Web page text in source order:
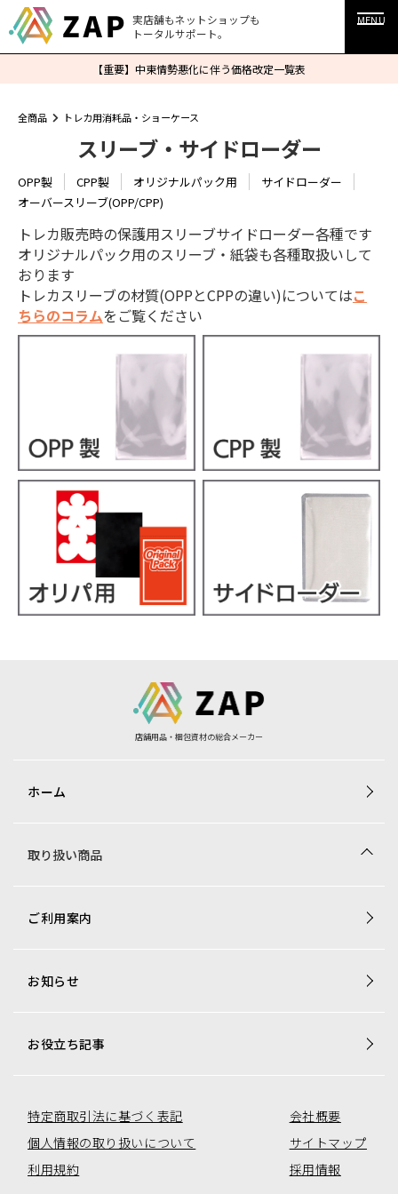
実店舗もネットショップも
トータルサポート。
MENU
【重要】中東情勢悪化に伴う価格改定一覧表
全商品 トレカ用消耗品・ショーケース
スリーブ・サイドローダー
OPP製 CPP製 オリジナルパック用
サイドローダー
オーバースリーブ(OPP/CPP)
トレカ販売時の保護用スリーブサイドローダー各種です
オリジナルパック用のスリーブ・紙袋も各種取扱いして
おります
トレカスリーブの材質(OPPとCPPの違い)についてはこ
ちらのコラムをご覧ください
店舗用品・梱包資材の総合メーカー
ホーム
取り扱い商品
トレカ用ショーケース・消耗品
オリジナル商品一覧
ご利用案内
お知らせ
お役立ち記事
特定商取引法に基づく表記
個人情報の取り扱いについて
利用規約
会社概要
サイトマップ
採用情報